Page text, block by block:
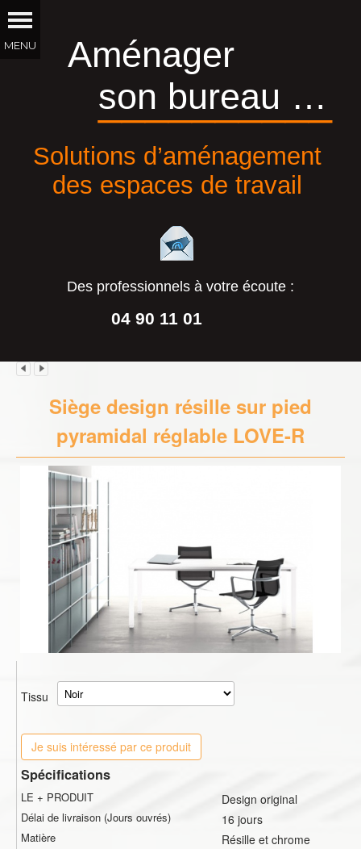
Aménager
son bureau …
Solutions d’aménagement
des espaces de travail
Des professionnels à votre écoute :
04 90 11 01
__________
Siège design résille sur pied
pyramidal réglable LOVE-R
Tissu
Je suis intéressé par ce produit
Spécifications
LE + PRODUIT Design original
Délai de livraison (Jours ouvrés) 16 jours
Matière Résille et chrome